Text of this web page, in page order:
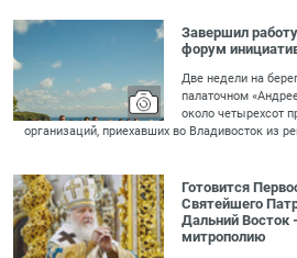
Завершил
форум
Две недели на
палаточном
около четырехсот
организаций, приехавших во Владивосток из
Готовится
Святейшего
Дальний Восток
митрополию